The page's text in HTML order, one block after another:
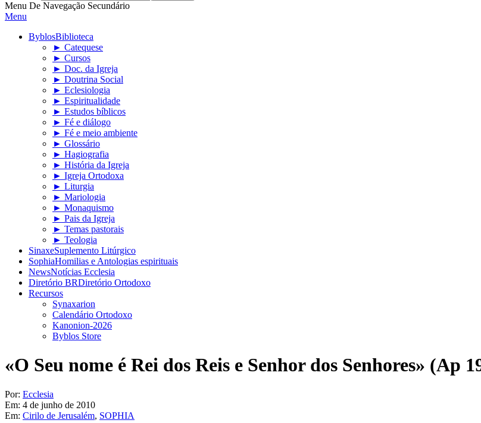
Menu De Navegação Secundário
Menu
ByblosBiblioteca
► Catequese
► Cursos
► Doc. da Igreja
► Doutrina Social
► Eclesiologia
► Espiritualidade
► Estudos bíblicos
► Fé e diálogo
► Fé e meio ambiente
► Glossário
► Hagiografia
► História da Igreja
► Igreja Ortodoxa
► Liturgia
► Mariologia
► Monaquismo
► Pais da Igreja
► Temas pastorais
► Teologia
SinaxeSuplemento Litúrgico
SophiaHomilias e Antologias espirituais
NewsNotícias Ecclesia
Diretório BRDiretório Ortodoxo
Recursos
Synaxarion
Calendário Ortodoxo
Kanonion-2026
Byblos Store
«O Seu nome é Rei dos Reis e Senhor dos Senhores» (Ap
Por: Ecclesia
Em: 4 de junho de 2010
Em: Cirilo de Jerusalém, SOPHIA